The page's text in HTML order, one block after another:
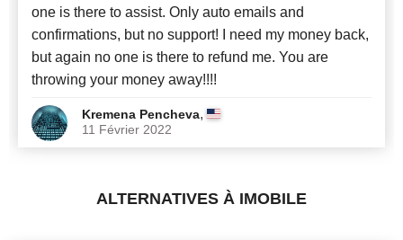
one is there to assist. Only auto emails and
confirmations, but no support! I need my money back,
but again no one is there to refund me. You are
throwing your money away!!!!
Kremena Pencheva,
11 Février 2022
ALTERNATIVES À IMOBILE